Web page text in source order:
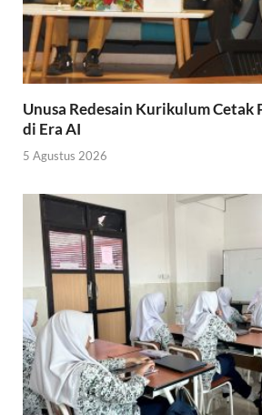
Unusa Redesain Kurikulum Cetak
di Era AI
5 Agustus 2026